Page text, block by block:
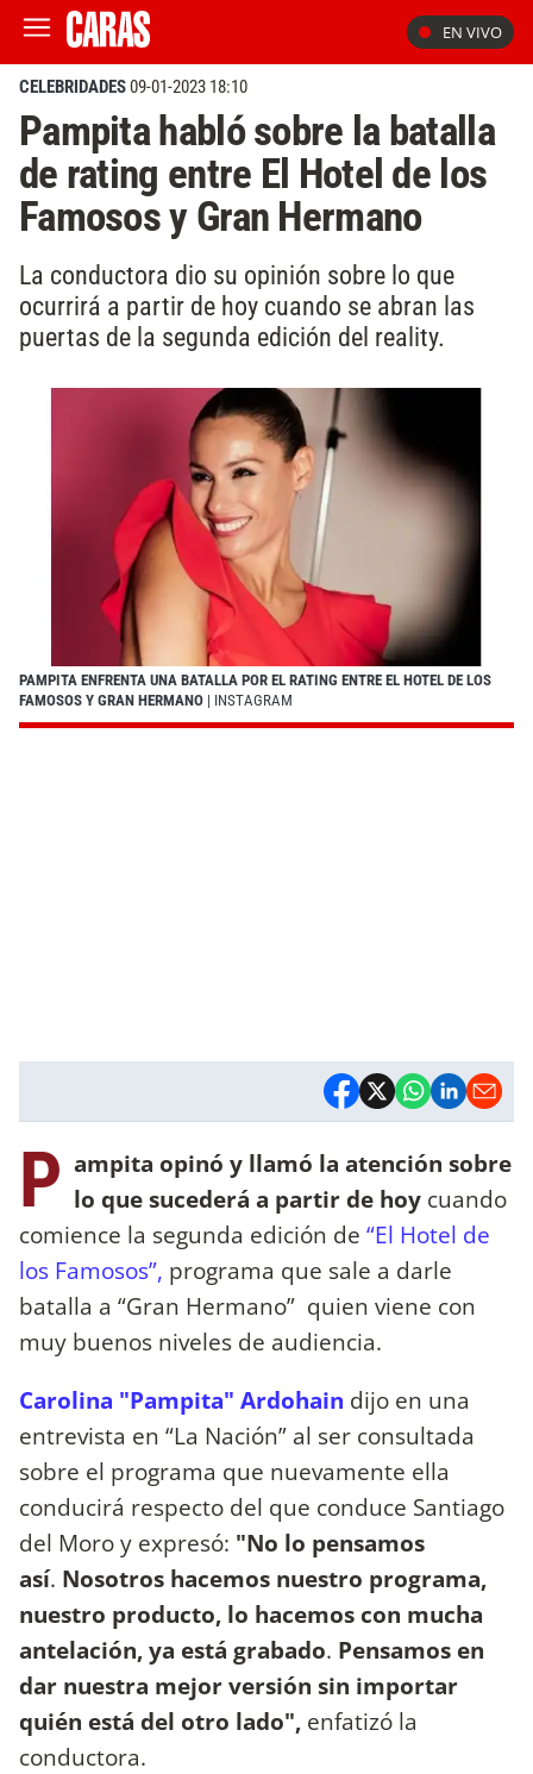
EN VIVO
CELEBRIDADES09-01-2023 18:10
Pampita habló sobre la batalla
de rating entre El Hotel de los
Famosos y Gran Hermano
La conductora dio su opinión sobre lo que
ocurrirá a partir de hoy cuando se abran las
puertas de la segunda edición del reality.
PAMPITA ENFRENTA UNA BATALLA POR EL RATING ENTRE EL HOTEL DE LOS
FAMOSOS Y GRAN HERMANO | INSTAGRAM
P ampita opinó y llamó la atención sobre
lo que sucederá a partir de hoy cuando
comience la segunda edición de “El Hotel de
los Famosos”, programa que sale a darle
batalla a “Gran Hermano” quien viene con
muy buenos niveles de audiencia.
Carolina "Pampita" Ardohain dijo en una
entrevista en “La Nación” al ser consultada
sobre el programa que nuevamente ella
conducirá respecto del que conduce Santiago
del Moro y expresó: "No lo pensamos
así. Nosotros hacemos nuestro programa,
nuestro producto, lo hacemos con mucha
antelación, ya está grabado. Pensamos en
dar nuestra mejor versión sin importar
quién está del otro lado", enfatizó la
conductora.